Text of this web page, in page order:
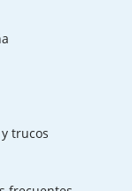
trucos